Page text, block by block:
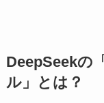
DeepSeekの
ル」とは？